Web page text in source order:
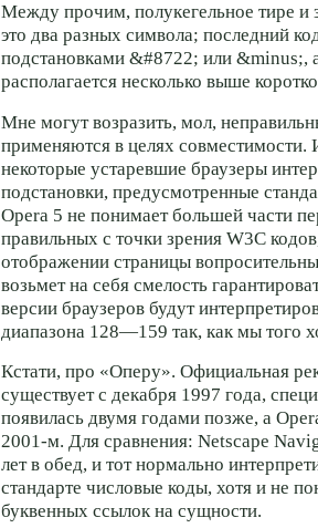
Между прочим, полукегельное тире
это два разных символа; последний
подстановками &#8722; или &minus;,
располагается несколько выше
Мне могут возразить, мол,
применяются в целях совместимости.
некоторые устаревшие браузеры
подстановки, предусмотренные
Opera 5 не понимает большей части
правильных с точки зрения W3C
отображении страницы
возьмет на себя смелость
версии браузеров будут
диапазона 128—159 так, как мы того
Кстати, про «Оперу». Официальная
существует с декабря 1997 года,
появилась двумя годами позже, а
2001-м. Для сравнения: Netscape
лет в обед, и тот нормально
стандарте числовые коды, хотя и не
буквенных ссылок на сущности.